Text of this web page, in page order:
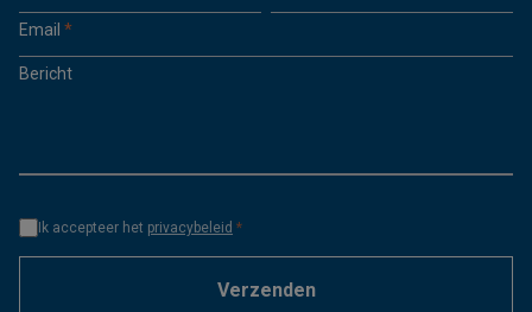
Email *
Bericht
Ik accepteer het privacybeleid *
Verzenden